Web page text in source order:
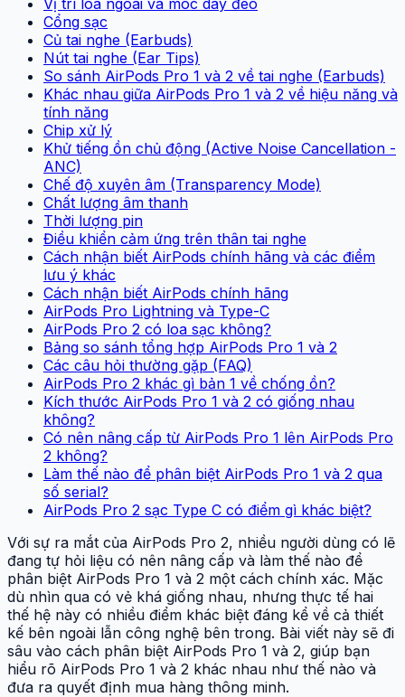
Cổng sạc
Củ tai nghe (Earbuds)
Nút tai nghe (Ear Tips)
So sánh AirPods Pro 1 và 2 về tai nghe (Earbuds)
Khác nhau giữa AirPods Pro 1 và 2 về hiệu năng và
tính năng
Chip xử lý
Khử tiếng ồn chủ động (Active Noise Cancellation -
ANC)
Chế độ xuyên âm (Transparency Mode)
Chất lượng âm thanh
Thời lượng pin
Điều khiển cảm ứng trên thân tai nghe
Cách nhận biết AirPods chính hãng và các điểm
lưu ý khác
Cách nhận biết AirPods chính hãng
AirPods Pro Lightning và Type-C
AirPods Pro 2 có loa sạc không?
Bảng so sánh tổng hợp AirPods Pro 1 và 2
Các câu hỏi thường gặp (FAQ)
AirPods Pro 2 khác gì bản 1 về chống ồn?
Kích thước AirPods Pro 1 và 2 có giống nhau
không?
Có nên nâng cấp từ AirPods Pro 1 lên AirPods Pro
2 không?
Làm thế nào để phân biệt AirPods Pro 1 và 2 qua
số serial?
AirPods Pro 2 sạc Type C có điểm gì khác biệt?
Với sự ra mắt của AirPods Pro 2, nhiều người dùng có lẽ
đang tự hỏi liệu có nên nâng cấp và làm thế nào để
phân biệt AirPods Pro 1 và 2 một cách chính xác. Mặc
dù nhìn qua có vẻ khá giống nhau, nhưng thực tế hai
thế hệ này có nhiều điểm khác biệt đáng kể về cả thiết
kế bên ngoài lẫn công nghệ bên trong. Bài viết này sẽ đi
sâu vào cách phân biệt AirPods Pro 1 và 2, giúp bạn
hiểu rõ AirPods Pro 1 và 2 khác nhau như thế nào và
đưa ra quyết định mua hàng thông minh.